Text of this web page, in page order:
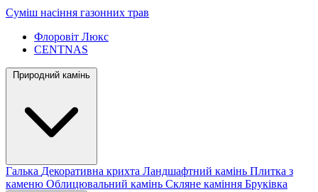
Суміш насіння газонних трав
Флоровіт Люкс
СENTNAS
Природний камінь
Галька Декоративна крихта Ландшафтний камінь Плитка з
каменю Облицювальний камінь Скляне каміння Бруківка